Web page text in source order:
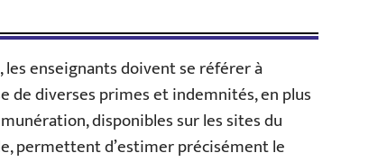
, les enseignants doivent se référer à
de diverses primes et indemnités, en plus
disponibles sur les sites du
permettent d’estimer précisément le